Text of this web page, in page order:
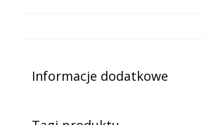
Informacje dodatkowe